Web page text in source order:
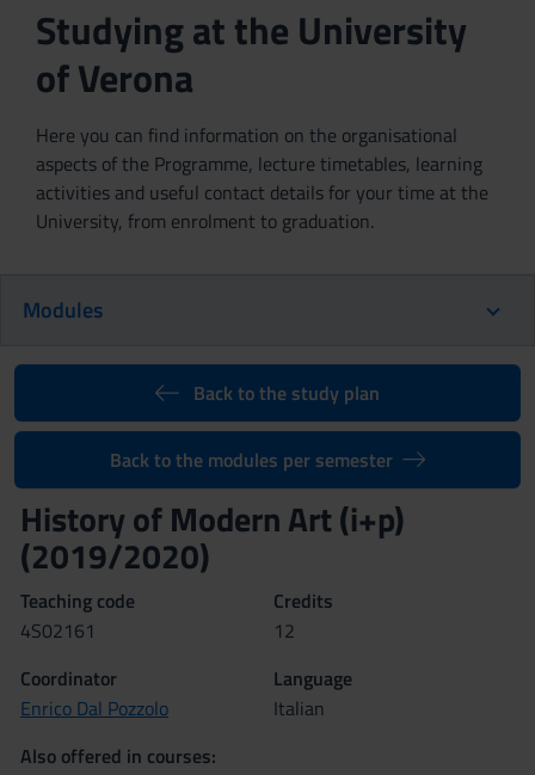
Studying at the University
of Verona
Here you can find information on the organisational
aspects of the Programme, lecture timetables, learning
activities and useful contact details for your time at the
University, from enrolment to graduation.
Modules
Back to the study plan
Back to the modules per semester
History of Modern Art (i+p)
(2019/2020)
Teaching code
4S02161
Credits
12
Coordinator
Enrico Dal Pozzolo
Language
Italian
Also offered in courses: